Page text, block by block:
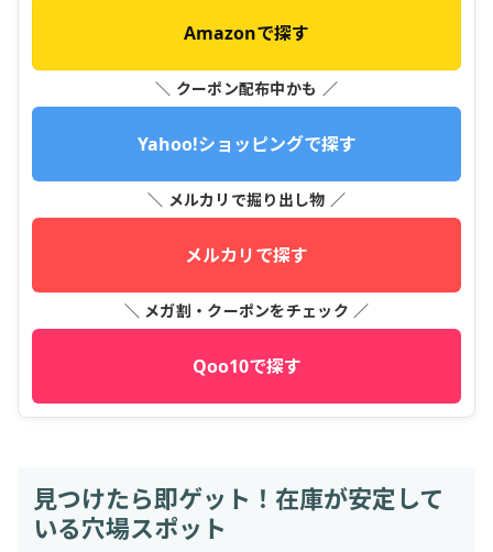
Amazonで探す
＼ クーポン配布中かも ／
Yahoo!ショッピングで探す
＼ メルカリで掘り出し物 ／
メルカリで探す
＼ メガ割・クーポンをチェック ／
Qoo10で探す
見つけたら即ゲット！在庫が安定して
いる穴場スポット